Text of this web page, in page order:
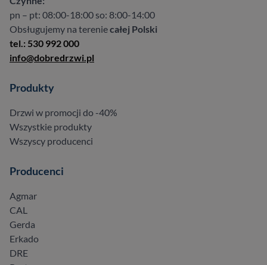
pn – pt: 08:00-18:00 so: 8:00-14:00
Obsługujemy na tereniecałej Polski
tel.: 530 992 000
info@dobredrzwi.pl
Produkty
Drzwi w promocji do -40%
Wszystkie produkty
Wszyscy producenci
Producenci
Agmar
CAL
Gerda
Erkado
DRE